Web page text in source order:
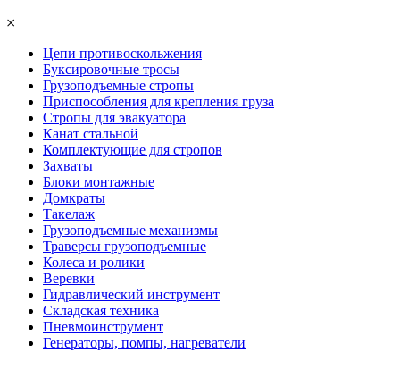
𐄂
Цепи противоскольжения
Буксировочные тросы
Грузоподъемные стропы
Приспособления для крепления груза
Стропы для эвакуатора
Канат стальной
Комплектующие для стропов
Захваты
Блоки монтажные
Домкраты
Такелаж
Грузоподъемные механизмы
Траверсы грузоподъемные
Колеса и ролики
Веревки
Гидравлический инструмент
Складская техника
Пневмоинструмент
Генераторы, помпы, нагреватели